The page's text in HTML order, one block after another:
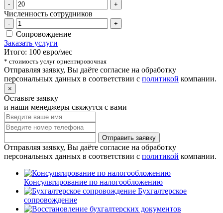
- +
Численность сотрудников
- +
Сопровождение
Заказать услуги
Итого: 100 евро/мес
* стоимость услуг ориентировочная
Отправляя заявку, Вы даёте согласие на обработку
персональных данных в соответствии с политикой компании.
×
Оставьте заявку
и наши менеджеры свяжутся с вами
Отправить заявку
Отправляя заявку, Вы даёте согласие на обработку
персональных данных в соответствии с политикой компании.
Консультирование по налогообложению
Бухгалтерское
сопровождение